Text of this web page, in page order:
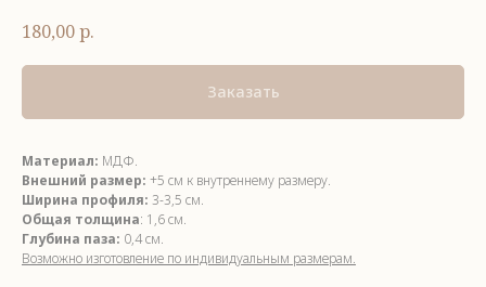
180,00р.
Заказать
Материал: МДФ.
Внешний размер: +5 см к внутреннему размеру.
Ширина профиля: 3-3,5 см.
Общая толщина: 1,6 см.
Глубина паза: 0,4 см.
Возможно изготовление по индивидуальным размерам.